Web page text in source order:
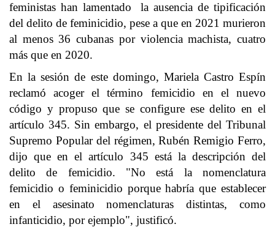
feministas han lamentado la ausencia de tipificación
del delito de feminicidio, pese a que en 2021 murieron
al menos 36 cubanas por violencia machista, cuatro
más que en 2020.
En la sesión de este domingo, Mariela Castro Espín
reclamó acoger el término femicidio en el nuevo
código y propuso que se configure ese delito en el
artículo 345. Sin embargo, el presidente del Tribunal
Supremo Popular del régimen, Rubén Remigio Ferro,
dijo que en el artículo 345 está la descripción del
delito de femicidio. "No está la nomenclatura
femicidio o feminicidio porque habría que establecer
en el asesinato nomenclaturas distintas, como
infanticidio, por ejemplo", justificó.